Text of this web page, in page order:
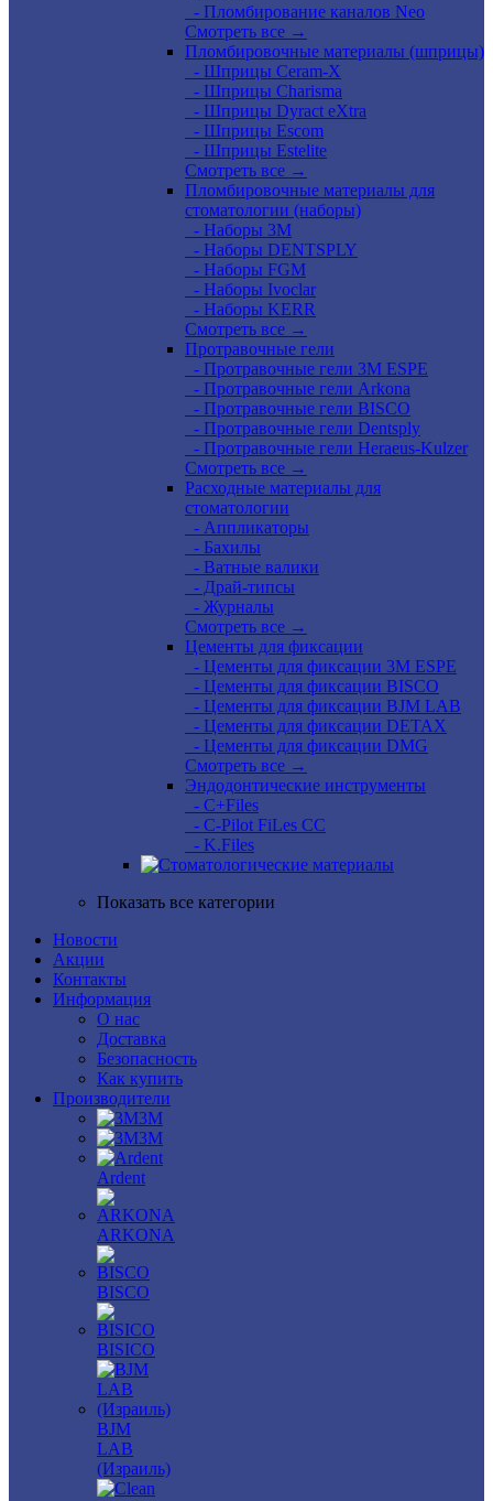
- Пломбирование каналов Neo
Смотреть все →
Пломбировочные материалы (шприцы)
- Шприцы Ceram-X
- Шприцы Charisma
- Шприцы Dyract eXtra
- Шприцы Escom
- Шприцы Estelite
Смотреть все →
Пломбировочные материалы для
стоматологии (наборы)
- Наборы 3М
- Наборы DENTSPLY
- Наборы FGM
- Наборы Ivoclar
- Наборы KERR
Смотреть все →
Протравочные гели
- Протравочные гели 3М ESPE
- Протравочные гели Arkona
- Протравочные гели BISCO
- Протравочные гели Dentsply
- Протравочные гели Heraeus-Kulzer
Смотреть все →
Расходные материалы для
стоматологии
- Аппликаторы
- Бахилы
- Ватные валики
- Драй-типсы
- Журналы
Смотреть все →
Цементы для фиксации
- Цементы для фиксации 3M ESPE
- Цементы для фиксации BISCO
- Цементы для фиксации BJM LAB
- Цементы для фиксации DETAX
- Цементы для фиксации DMG
Смотреть все →
Эндодонтические инструменты
- C+Files
- C-Pilot FiLes CC
- K.Files
Показать все категории
Новости
Акции
Контакты
Информация
О нас
Доставка
Безопасность
Как купить
Производители
3M
3М
Ardent
ARKONA
BISCO
BISICO
BJM
LAB
(Израиль)